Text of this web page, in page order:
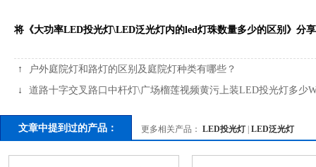
将《大功率LED投光灯\LED泛光灯内的led灯珠数量多少的区别》分
↑
户外庭院灯和路灯的区别及庭院灯种类有哪些？
↓
道路十字交叉路口中杆灯\广场榴莲视频黄污上装LED投光灯多少
文章中提到过的产品： 更多相关产品： LED投光灯| LED泛光灯